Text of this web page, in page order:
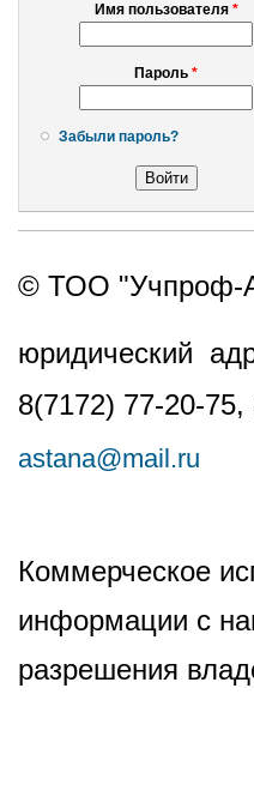
Имя пользователя *
Пароль *
Забыли пароль?
© ТОО "Учпроф-
юридический
8(7172) 77-20-
astana@mail.ru
Коммерческое
информации с
разрешения